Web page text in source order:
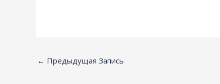
← Предыдущая Запись